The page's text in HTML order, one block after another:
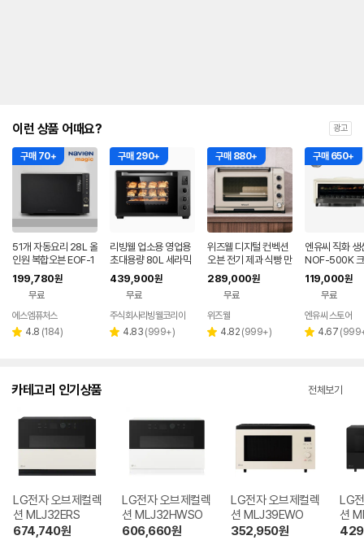
이런 상품 어때요? 광고
구매 70+
51개 자동요리 28L 올
인원 복합오븐 EOF-1
312NT 전기오븐 전
자레인지 에어프라이
199,780원
무료
페이
에스엠퓨처스
별 4.8 리
(184)
구매 290+
리빙웰 업소용 영업용
초대용량 80L 세라믹
전기오븐 OV850 /홈
베이킹 카페 제과제빵
439,900원
무료
주식회사리빙웰코리아
별 4.83 리
(999+)
구매 880+
위즈웰 디지털 컨벡션
오븐 전기 제과 식빵 만
들기 홈베이킹 가정용
제빵 GL-42A/B
289,000원
무료
페이
위즈웰
별 4.82 리
(999+)
구매 650+
엔유씨 직화 생
NOF-500K 크
트 생선구이기
119,000원
무료
엔유씨 스토어
별 4.67 리
(
카테고리 인기상품 전체보기
LG전자 오브제컬렉
션 MLJ32ERS
674,740원
LG전자 오브제컬렉
션 MLJ32HWSO
606,660원
LG전자 오브제컬렉
션 MLJ39EWO
352,950원
LG
션